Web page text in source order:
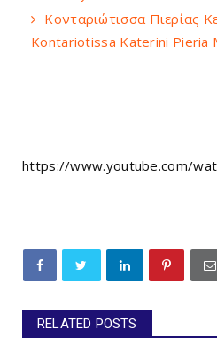
Κονταριώτισσα Πιερίας
Kontariotissa Katerini Pieria
https://www.youtube.com/
RELATED POSTS